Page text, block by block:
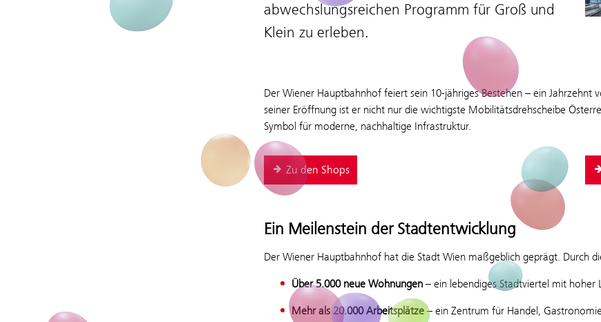
abwechslungsreichen Programm für Groß und
Klein zu erleben.
Der Wiener Hauptbahnhof feiert sein 10-jähriges Bestehen – ein
seiner Eröffnung ist er nicht nur die wichtigste Mobilitätsdrehscheibe
Symbol für moderne, nachhaltige Infrastruktur.
Zu den Shops
Ein Meilenstein der Stadtentwicklung
Der Wiener Hauptbahnhof hat die Stadt Wien maßgeblich geprägt. Durch
Über 5.000 neue Wohnungen – ein lebendiges Stadtviertel mit hoher
Mehr als 20.000 Arbeitsplätze – ein Zentrum für Handel,